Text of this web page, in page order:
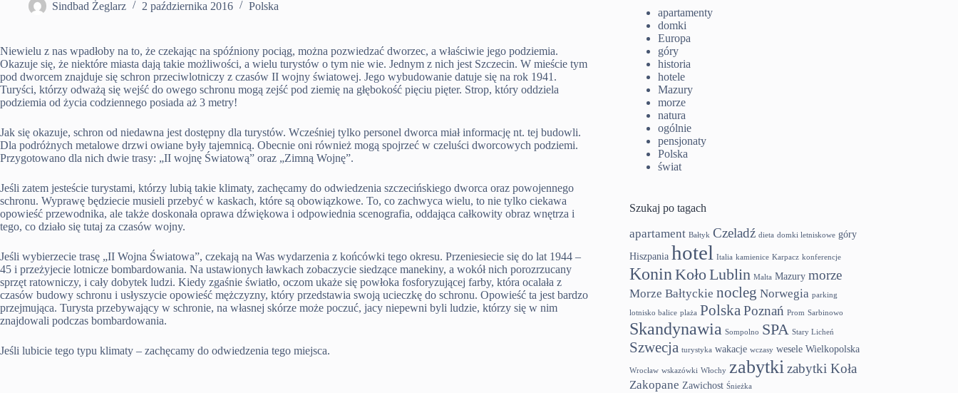
Sindbad Żeglarz 2 października 2016 Polska
Niewielu z nas wpadłoby na to, że czekając na spóźniony pociąg, można pozwiedzać dworzec, a właściwie jego podziemia.
Okazuje się, że niektóre miasta dają takie możliwości, a wielu turystów o tym nie wie. Jednym z nich jest Szczecin. W mieście tym
pod dworcem znajduje się schron przeciwlotniczy z czasów II wojny światowej. Jego wybudowanie datuje się na rok 1941.
Turyści, którzy odważą się wejść do owego schronu mogą zejść pod ziemię na głębokość pięciu pięter. Strop, który oddziela
podziemia od życia codziennego posiada aż 3 metry!
Jak się okazuje, schron od niedawna jest dostępny dla turystów. Wcześniej tylko personel dworca miał informację nt. tej budowli.
Dla podróżnych metalowe drzwi owiane były tajemnicą. Obecnie oni również mogą spojrzeć w czeluści dworcowych podziemi.
Przygotowano dla nich dwie trasy: „II wojnę Światową” oraz „Zimną Wojnę”.
Jeśli zatem jesteście turystami, którzy lubią takie klimaty, zachęcamy do odwiedzenia szczecińskiego dworca oraz powojennego
schronu. Wyprawę będziecie musieli przebyć w kaskach, które są obowiązkowe. To, co zachwyca wielu, to nie tylko ciekawa
opowieść przewodnika, ale także doskonała oprawa dźwiękowa i odpowiednia scenografia, oddająca całkowity obraz wnętrza i
tego, co działo się tutaj za czasów wojny.
Jeśli wybierzecie trasę „II Wojna Światowa”, czekają na Was wydarzenia z końcówki tego okresu. Przeniesiecie się do lat 1944 –
45 i przeżyjecie lotnicze bombardowania. Na ustawionych ławkach zobaczycie siedzące manekiny, a wokół nich porozrzucany
sprzęt ratowniczy, i cały dobytek ludzi. Kiedy zgaśnie światło, oczom ukaże się powłoka fosforyzującej farby, która ocalała z
czasów budowy schronu i usłyszycie opowieść mężczyzny, który przedstawia swoją ucieczkę do schronu. Opowieść ta jest bardzo
przejmująca. Turysta przebywający w schronie, na własnej skórze może poczuć, jacy niepewni byli ludzie, którzy się w nim
znajdowali podczas bombardowania.
Jeśli lubicie tego typu klimaty – zachęcamy do odwiedzenia tego miejsca.
apartamenty
domki
Europa
góry
historia
hotele
Mazury
morze
natura
ogólnie
pensjonaty
Polska
świat
Szukaj po tagach
apartament Bałtyk Czeladź dieta domki letniskowe góry
Hiszpania hotel Italia kamienice Karpacz konferencje
Konin Koło Lublin Malta Mazury morze
Morze Bałtyckie nocleg Norwegia parking
lotnisko balice plaża PolskaPoznań Prom Sarbinowo
Skandynawia Sompolno SPA Stary Licheń
Szwecja turystyka wakacje wczasy wesele Wielkopolska
Wrocław wskazówki Włochy zabytkizabytki Koła
Zakopane Zawichost Śnieżka